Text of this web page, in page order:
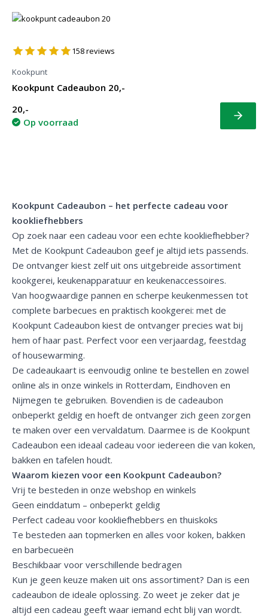
158reviews
Kookpunt
Kookpunt Cadeaubon 20,-
20,-
Op voorraad
Bekijk
Kookpunt Cadeaubon – het perfecte cadeau voor
kookliefhebbers
Op zoek naar een cadeau voor een echte kookliefhebber?
Met de Kookpunt Cadeaubon geef je altijd iets passends.
De ontvanger kiest zelf uit ons uitgebreide assortiment
kookgerei, keukenapparatuur en keukenaccessoires.
Van hoogwaardige pannen en scherpe keukenmessen tot
complete barbecues en praktisch kookgerei: met de
Kookpunt Cadeaubon kiest de ontvanger precies wat bij
hem of haar past. Perfect voor een verjaardag, feestdag
of housewarming.
De cadeaukaart is eenvoudig online te bestellen en zowel
online als in onze winkels in Rotterdam, Eindhoven en
Nijmegen te gebruiken. Bovendien is de cadeaubon
onbeperkt geldig en hoeft de ontvanger zich geen zorgen
te maken over een vervaldatum. Daarmee is de Kookpunt
Cadeaubon een ideaal cadeau voor iedereen die van koken,
bakken en tafelen houdt.
Waarom kiezen voor een Kookpunt Cadeaubon?
Vrij te besteden in onze webshop en winkels
Geen einddatum – onbeperkt geldig
Perfect cadeau voor kookliefhebbers en thuiskoks
Te besteden aan topmerken en alles voor koken, bakken
en barbecueën
Beschikbaar voor verschillende bedragen
Kun je geen keuze maken uit ons assortiment? Dan is een
cadeaubon de ideale oplossing. Zo weet je zeker dat je
altijd een cadeau geeft waar iemand echt blij van wordt.